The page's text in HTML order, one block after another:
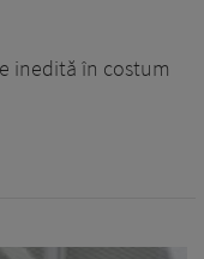
inedită în costum